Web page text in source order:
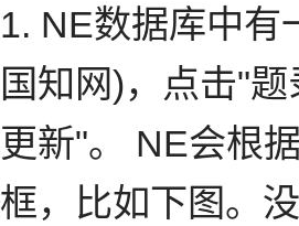
1. NE数据库中有
国知网)，点击"
更新"。 NE会根
框，比如下图。